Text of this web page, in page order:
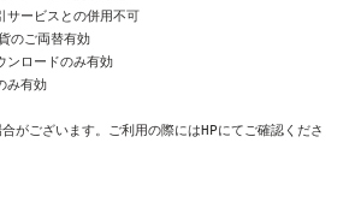
ービスとの併用不可
のご両替有効
ンロードのみ有効
み有効
がございます。ご利用の際にはHPにてご確認くださ